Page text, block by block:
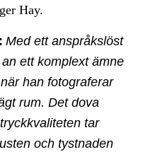
Hay.
Med ett anspråkslöst
ett komplext ämne
han fotograferar
rum. Det dova
tar
och tystnaden